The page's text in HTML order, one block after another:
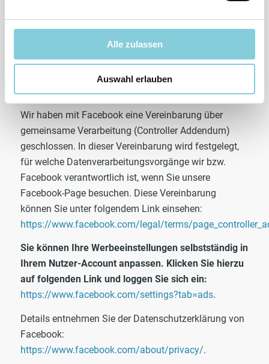
Alle zulassen
Auswahl erlauben
Wir verfügen über ein Profil bei Facebook. Anbieter
dieses Dienstes ist die Facebook Ireland Limited, 4
Grand Canal Square, Dublin 2, Irland. Die erfassten
Daten werden nach Aussage von Facebook auch in
die USA und in andere Drittländer übertragen.
Wir haben mit Facebook eine Vereinbarung über
gemeinsame Verarbeitung (Controller Addendum)
geschlossen. In dieser Vereinbarung wird festgelegt,
für welche Datenverarbeitungsvorgänge wir bzw.
Facebook verantwortlich ist, wenn Sie unsere
Facebook-Page besuchen. Diese Vereinbarung
können Sie unter folgendem Link einsehen:
https://www.facebook.com/legal/terms/
Sie können Ihre Werbeeinstellungen selbstständig in
Ihrem Nutzer-Account anpassen. Klicken Sie hierzu
auf folgenden Link und loggen Sie sich ein:
https://www.facebook.com/settings?tab=ads.
Details entnehmen Sie der Datenschutzerklärung von
Facebook:
https://www.facebook.com/about/privacy/.